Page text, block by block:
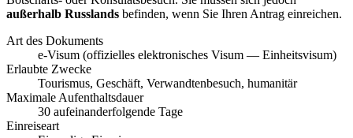
außerhalb Russlands befinden, wenn Sie Ihren Antrag einreichen.
Art des Dokuments
e-Visum (offizielles elektronisches Visum — Einheitsvisum)
Erlaubte Zwecke
Tourismus, Geschäft, Verwandtenbesuch, humanitär
Maximale Aufenthaltsdauer
30 aufeinanderfolgende Tage
Einreiseart